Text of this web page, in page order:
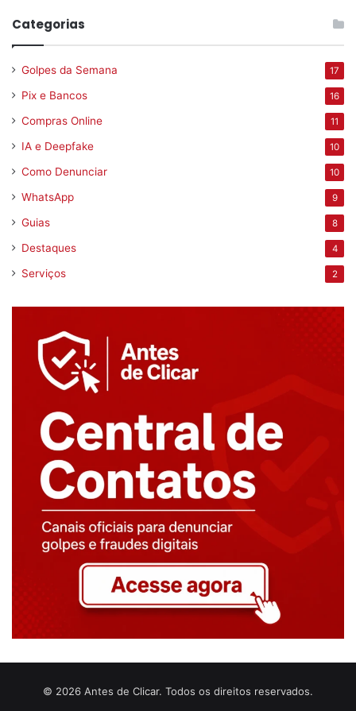
Categorias
Golpes da Semana 17
Pix e Bancos 16
Compras Online 11
IA e Deepfake 10
Como Denunciar 10
WhatsApp 9
Guias 8
Destaques 4
Serviços 2
© 2026 Antes de Clicar. Todos os direitos reservados.